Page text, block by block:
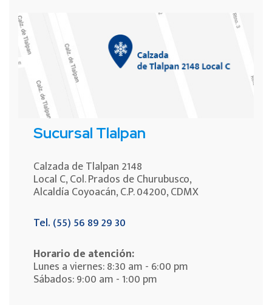
Sucursal Tlalpan
Calzada de Tlalpan 2148
Local C, Col. Prados de Churubusco,
Alcaldía Coyoacán, C.P. 04200, CDMX
Tel. (55) 56 89 29 30
Horario de atención:
Lunes a viernes: 8:30 am - 6:00 pm
Sábados: 9:00 am - 1:00 pm